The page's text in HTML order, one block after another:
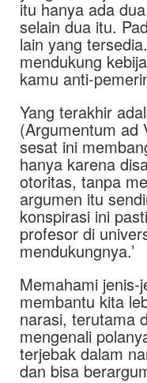
itu hanya ada
selain dua itu.
lain yang
mendukung
kamu anti-
Yang terakhir
(Argumentum ad
sesat ini
hanya karena
otoritas, tanpa
argumen itu
konspirasi ini
profesor di
mendukungnya.’
Memahami jenis-
membantu kita
narasi, terutama
mengenali
terjebak dalam
dan bisa